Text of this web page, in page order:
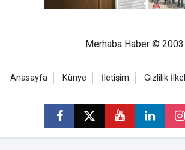
Merhaba Haber © 2003
Anasayfa Künye İletişim Gizlilik